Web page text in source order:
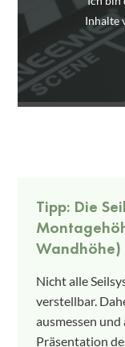
Inhalte
Tipp: Die
Wandhöhe)
Nicht alle
verstellbar.
ausmessen und
Präsentation